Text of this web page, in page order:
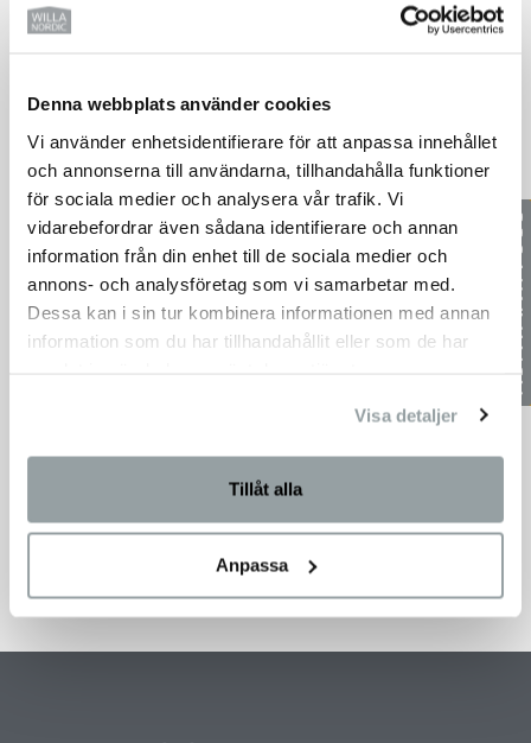
Denna webbplats använder cookies
Vi använder enhetsidentifierare för att anpassa innehållet
och annonserna till användarna, tillhandahålla funktioner
för sociala medier och analysera vår trafik. Vi
vidarebefordrar även sådana identifierare och annan
information från din enhet till de sociala medier och
annons- och analysföretag som vi samarbetar med.
Dessa kan i sin tur kombinera informationen med annan
information som du har tillhandahållit eller som de har
Visa detaljer
Tillåt alla
Anpassa
Willa Siverts väg – där skärgård möter stad
I Saltsjö Boo vid Lännerstasundets kant, där skärgården
möter staden väntar Willa Siverts väg – ett exklusivt hem
9 oktober, 2025